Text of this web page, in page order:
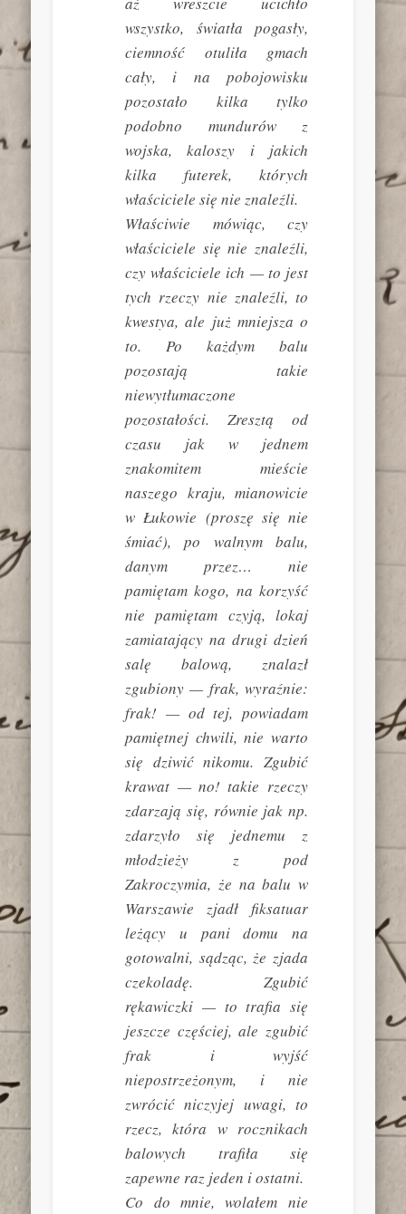
wszystko, światła pogasły,
ciemność otuliła gmach
cały, i na pobojowisku
pozostało kilka tylko
podobno mundurów z
wojska, kaloszy i jakich
kilka futerek, których
właściciele się nie znaleźli.
Właściwie mówiąc, czy
właściciele się nie znaleźli,
czy właściciele ich — to jest
tych rzeczy nie znaleźli, to
kwestya, ale już mniejsza o
to. Po każdym balu
pozostają takie
niewytłumaczone
pozostałości. Zresztą od
czasu jak w jednem
znakomitem mieście
naszego kraju, mianowicie
w Łukowie (proszę się nie
śmiać), po walnym balu,
danym przez… nie
pamiętam kogo, na korzyść
nie pamiętam czyją, lokaj
zamiatający na drugi dzień
salę balową, znalazł
zgubiony — frak, wyraźnie:
frak! — od tej, powiadam
pamiętnej chwili, nie warto
się dziwić nikomu. Zgubić
krawat — no! takie rzeczy
zdarzają się, równie jak np.
zdarzyło się jednemu z
młodzieży z pod
Zakroczymia, że na balu w
Warszawie zjadł fiksatuar
leżący u pani domu na
gotowalni, sądząc, że zjada
czekoladę. Zgubić
rękawiczki — to trafia się
jeszcze częściej, ale zgubić
frak i wyjść
niepostrzeżonym, i nie
zwrócić niczyjej uwagi, to
rzecz, która w rocznikach
balowych trafiła się
zapewne raz jeden i ostatni.
Co do mnie, wolałem nie